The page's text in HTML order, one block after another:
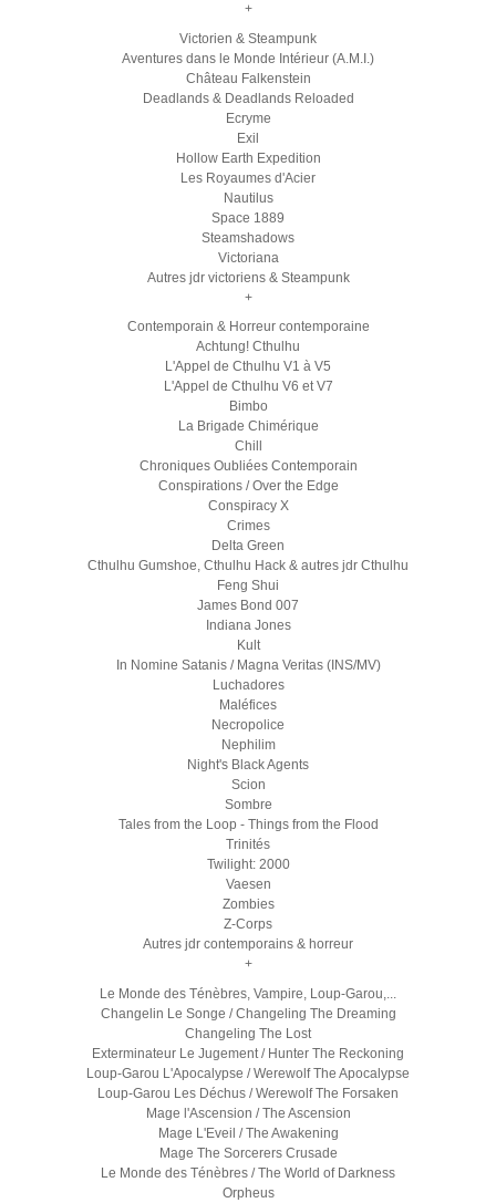
+
Victorien & Steampunk
Aventures dans le Monde Intérieur (A.M.I.)
Château Falkenstein
Deadlands & Deadlands Reloaded
Ecryme
Exil
Hollow Earth Expedition
Les Royaumes d'Acier
Nautilus
Space 1889
Steamshadows
Victoriana
Autres jdr victoriens & Steampunk
+
Contemporain & Horreur contemporaine
Achtung! Cthulhu
L'Appel de Cthulhu V1 à V5
L'Appel de Cthulhu V6 et V7
Bimbo
La Brigade Chimérique
Chill
Chroniques Oubliées Contemporain
Conspirations / Over the Edge
Conspiracy X
Crimes
Delta Green
Cthulhu Gumshoe, Cthulhu Hack & autres jdr Cthulhu
Feng Shui
James Bond 007
Indiana Jones
Kult
In Nomine Satanis / Magna Veritas (INS/MV)
Luchadores
Maléfices
Necropolice
Nephilim
Night's Black Agents
Scion
Sombre
Tales from the Loop - Things from the Flood
Trinités
Twilight: 2000
Vaesen
Zombies
Z-Corps
Autres jdr contemporains & horreur
+
Le Monde des Ténèbres, Vampire, Loup-Garou,...
Changelin Le Songe / Changeling The Dreaming
Changeling The Lost
Exterminateur Le Jugement / Hunter The Reckoning
Loup-Garou L'Apocalypse / Werewolf The Apocalypse
Loup-Garou Les Déchus / Werewolf The Forsaken
Mage l'Ascension / The Ascension
Mage L'Eveil / The Awakening
Mage The Sorcerers Crusade
Le Monde des Ténèbres / The World of Darkness
Orpheus